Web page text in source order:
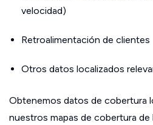
velocidad)
Retroalimentación de clientes
Otros datos localizados
Obtenemos datos de cobertura
nuestros mapas de cobertura de